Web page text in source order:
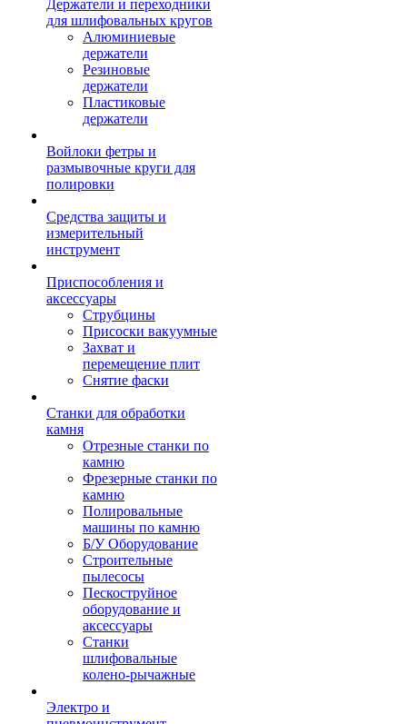
Держатели и переходники
для шлифовальных кругов
Алюминиевые
держатели
Резиновые
держатели
Пластиковые
держатели
Войлоки фетры и
размывочные круги для
полировки
Средства защиты и
измерительный
инструмент
Приспособления и
аксессуары
Струбцины
Присоски вакуумные
Захват и
перемещение плит
Снятие фаски
Станки для обработки
камня
Отрезные станки по
камню
Фрезерные станки по
камню
Полировальные
машины по камню
Б/У Оборудование
Строительные
пылесосы
Пескоструйное
оборудование и
аксессуары
Станки
шлифовальные
колено-рычажные
Электро и